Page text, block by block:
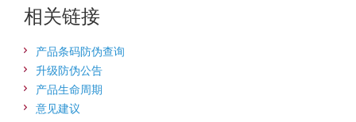
相关链接
产品条码防伪查询
升级防伪公告
产品生命周期
意见建议